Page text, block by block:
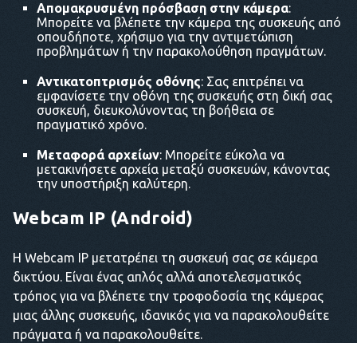
Απομακρυσμένη πρόσβαση στην κάμερα:
Μπορείτε να βλέπετε την κάμερα της συσκευής από
οπουδήποτε, χρήσιμο για την αντιμετώπιση
προβλημάτων ή την παρακολούθηση πραγμάτων.
Αντικατοπτρισμός οθόνης: Σας επιτρέπει να
εμφανίσετε την οθόνη της συσκευής στη δική σας
συσκευή, διευκολύνοντας τη βοήθεια σε
πραγματικό χρόνο.
Μεταφορά αρχείων: Μπορείτε εύκολα να
μετακινήσετε αρχεία μεταξύ συσκευών, κάνοντας
την υποστήριξη καλύτερη.
Webcam IP (Android)
Η Webcam IP μετατρέπει τη συσκευή σας σε κάμερα
δικτύου. Είναι ένας απλός αλλά αποτελεσματικός
τρόπος για να βλέπετε την τροφοδοσία της κάμερας
μιας άλλης συσκευής, ιδανικός για να παρακολουθείτε
πράγματα ή να παρακολουθείτε.